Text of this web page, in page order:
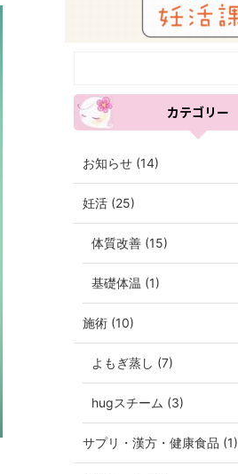
カテゴリー
お知らせ (14)
妊活 (25)
体質改善 (15)
基礎体温 (1)
施術 (10)
よもぎ蒸し (7)
hugスチーム (3)
サプリ・漢方・健康食品 (1)